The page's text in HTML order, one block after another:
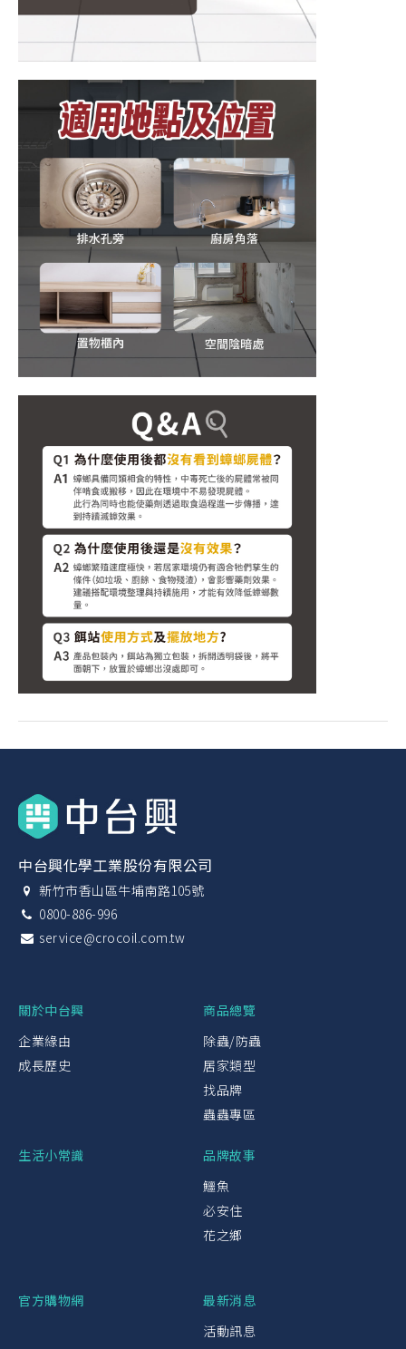
中台興化學工業股份有限公司
新竹市香山區牛埔南路105號
0800-886-996
service@crocoil.com.tw
關於中台興
企業緣由
成長歷史
商品總覽
除蟲/防蟲
居家類型
找品牌
蟲蟲專區
生活小常識
品牌故事
鱷魚
必安住
花之鄉
官方購物網
最新消息
活動訊息